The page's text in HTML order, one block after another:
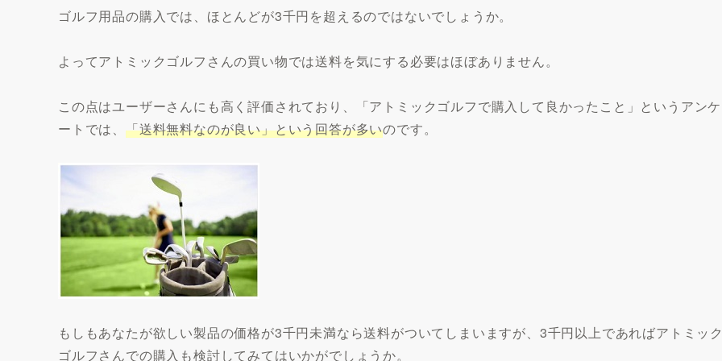
ゴルフ用品の購入では、ほとんどが3千円を超えるのではないでしょうか。
よってアトミックゴルフさんの買い物では送料を気にする必要はほぼありません。
この点はユーザーさんにも高く評価されており、「アトミックゴルフで購入して良かったこと」というアンケ
ートでは、 「送料無料なのが良い」という回答が多いのです。
もしもあなたが欲しい製品の価格が3千円未満なら送料がついてしまいますが、3千円以上であればアトミッ
ゴルフさんでの購入も検討してみてはいかがでしょうか。